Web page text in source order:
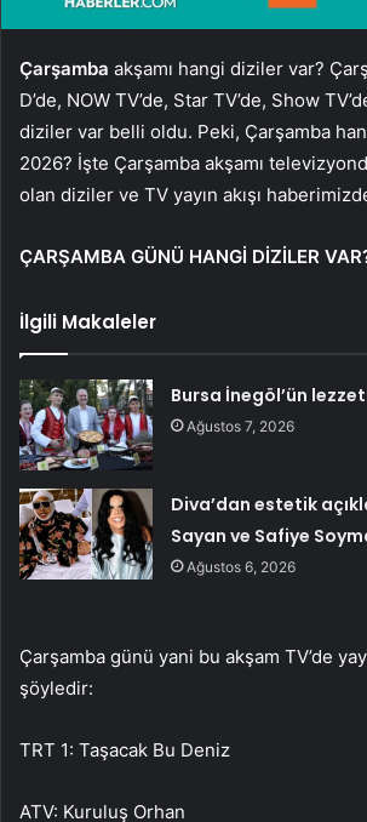
Çarşamba akşamı hangi diziler var?
D’de, NOW TV’de, Star TV’de, Show
diziler var belli oldu. Peki, Çarşamba
2026? İşte Çarşamba akşamı
olan diziler ve TV yayın akışı
ÇARŞAMBA GÜNÜ HANGİ DİZİLER
İlgili Makaleler
Bursa İnegöl’ün
Ağustos 7, 2026
Diva’dan estetik
Sayan ve Safiye
Ağustos 6, 2026
Çarşamba günü yani bu akşam TV’de
şöyledir:
TRT 1: Taşacak Bu Deniz
ATV: Kuruluş Orhan